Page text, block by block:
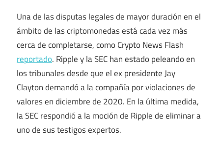
Una de las disputas legales de mayor duración en el
ámbito de las criptomonedas está cada vez más
cerca de completarse, como Crypto News Flash
reportado. Ripple y la SEC han estado peleando en
los tribunales desde que el ex presidente Jay
Clayton demandó a la compañía por violaciones de
valores en diciembre de 2020. En la última medida,
la SEC respondió a la moción de Ripple de eliminar a
uno de sus testigos expertos.